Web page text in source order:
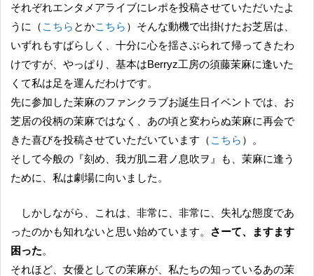
それぞれエンタメアライブにレポを投稿させていただいたよ
うに（ こちら とかこちら ）そんな動機で出掛けたお芝居は、
いずれもすばらしく、十分に心を揺さぶられて帰ってきたわ
けですが、やっぱり、基本はBerryz工房の須藤茉麻に逢いた
くて私は足を運んだわけです。
先に参加した茉麻のファンクラブお誕生日イベントでは、お
芝居の役柄の茉麻ではなく、あの頃と変わらぬ茉麻に再会で
きた喜びを投稿させていただいています（ こちら ）。
そして今般の『刻め、我ガ肌ニ君ノ息吹ヲ』も、茉麻に逢う
ために、私は劇場に向いました。
しかしながら、これは、非常に、非常に、失礼な態度であ
ったのかも知れないと思い始めています。
さーて、ますます
困った。
それほど、女優としての茉麻が、私たちの知っているあの茉